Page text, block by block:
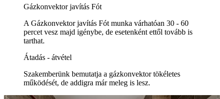
Gázkonvektor javítás Fót
A Gázkonvektor javítás Fót munka várhatóan 30 - 60
percet vesz majd igénybe, de esetenként ettől tovább is
tarthat.
Átadás - átvétel
Szakemberünk bemutatja a gázkonvektor tökéletes
működését, de addigra már meleg is lesz.